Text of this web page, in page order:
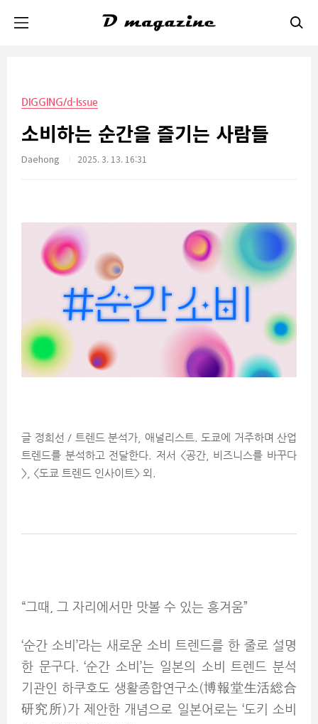
DIGGING/d-Issue
소비하는 순간을 즐기는 사람들
Daehong 2025. 3. 13. 16:31
글 정희선 / 트렌드 분석가, 애널리스트. 도쿄에 거주하며 산업
트렌드를 분석하고 전달한다. 저서 <공간, 비즈니스를 바꾸다
>, <도쿄 트렌드 인사이트> 외.
“그때, 그 자리에서만 맛볼 수 있는 흥겨움”
‘순간 소비’라는 새로운 소비 트렌드를 한 줄로 설명
한 문구다. ‘순간 소비’는 일본의 소비 트렌드 분석
기관인 하쿠호도 생활종합연구소(博報堂生活総合
研究所)가 제안한 개념으로 일본어로는 ‘도키 소비